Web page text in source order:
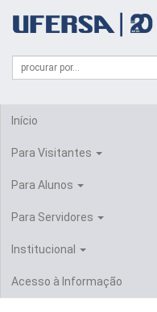
portal
UFERSA
Formulário
Busca
Campo
de
Início
Para Visitantes
Para Alunos
Para Servidores
Institucional
Acesso à Informação